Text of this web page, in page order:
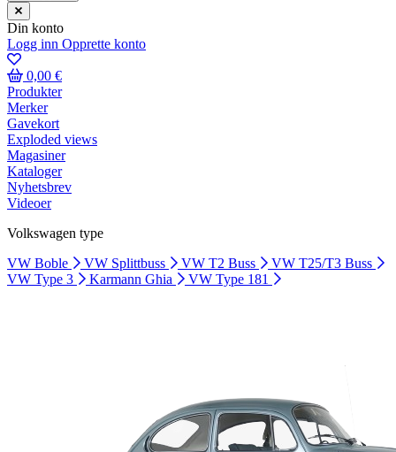
Din konto
Logg inn Opprette konto
0,00 €
Produkter
Merker
Gavekort
Exploded views
Magasiner
Kataloger
Nyhetsbrev
Videoer
Volkswagen type
VW Boble
VW Splittbuss VW T2 Buss
VW T25/T3 Buss
VW Type 3
Karmann Ghia VW Type 181